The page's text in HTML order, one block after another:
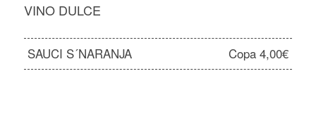
VINO DULCE
SAUCI S´NARANJA Copa 4,00€